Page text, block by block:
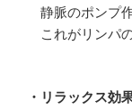
静脈のポンプ
これがリンパ
・リラックス効